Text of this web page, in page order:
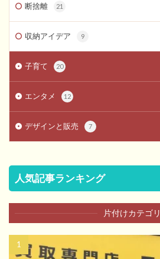
断捨離 21
収納アイデア 9
子育て 20
エンタメ 12
デザインと販売 7
人気記事ランキング
片付けカテゴリ